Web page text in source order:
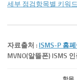
세부 점검항목별 키워
자료출처 : ISMS-P 홈
MVNO(알뜰폰) ISMS